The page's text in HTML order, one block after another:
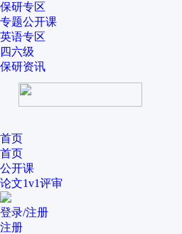
保研专区
专题公开课
英语专区
四六级
保研资讯
首页
首页
公开课
论文1v1评审
登录/注册
注册